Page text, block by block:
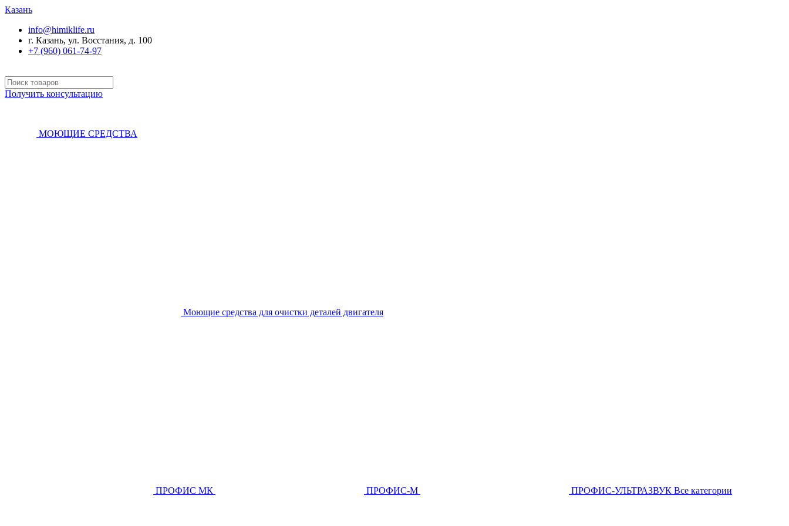
Казань
info@himiklife.ru
г. Казань, ул. Восстания, д. 100
+7 (960) 061-74-97
Получить консультацию
МОЮЩИЕ СРЕДСТВА
Моющие средства для очистки деталей двигателя
ПРОФИС МК ПРОФИС-М ПРОФИС-УЛЬТРАЗВУК Все категории